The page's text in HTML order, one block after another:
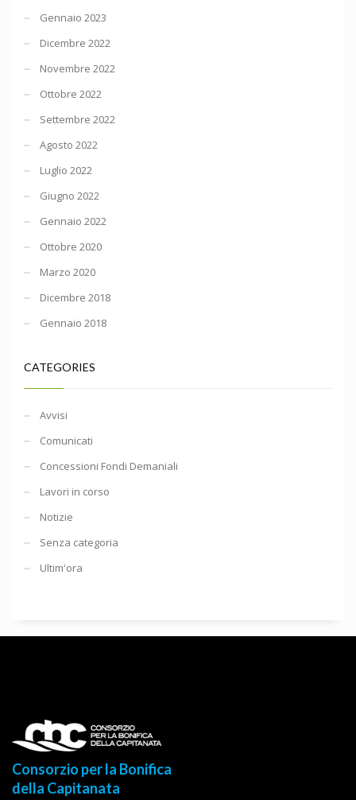
Gennaio 2023
Dicembre 2022
Novembre 2022
Ottobre 2022
Settembre 2022
Agosto 2022
Luglio 2022
Giugno 2022
Gennaio 2022
Ottobre 2020
Marzo 2020
Dicembre 2018
Gennaio 2018
CATEGORIES
Avvisi
Comunicati
Concessioni Fondi Demaniali
Lavori in corso
Notizie
Senza categoria
Ultim'ora
Consorzio per la Bonifica
della Capitanata